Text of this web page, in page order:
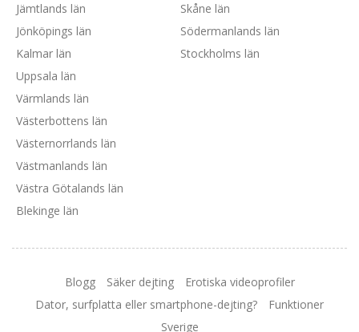
Jämtlands län
Jönköpings län
Kalmar län
Skåne län
Södermanlands län
Stockholms län
Uppsala län
Värmlands län
Västerbottens län
Västernorrlands län
Västmanlands län
Västra Götalands län
Blekinge län
Blogg Säker dejting
Erotiska videoprofiler
Dator, surfplatta eller smartphone-dejting?
Funktioner
Sverige